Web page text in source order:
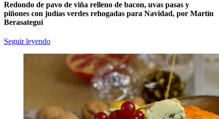
Redondo de pavo de viña relleno de bacon, uvas pasas y
piñones con judías verdes rehogadas para Navidad, por Martín
Berasategui
Seguir leyendo